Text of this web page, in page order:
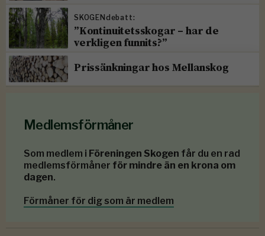
SKOGENdebatt:
”Kontinuitetsskogar – har de
verkligen funnits?”
Prissänkningar hos Mellanskog
Medlemsförmåner
Som medlem i Föreningen Skogen får du en rad
medlemsförmåner för mindre än en krona om
dagen.
Förmåner för dig som är medlem